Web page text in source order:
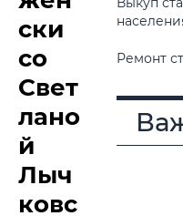
ски
со
Свет
лано
й
Лыч
ковс
Ремонт